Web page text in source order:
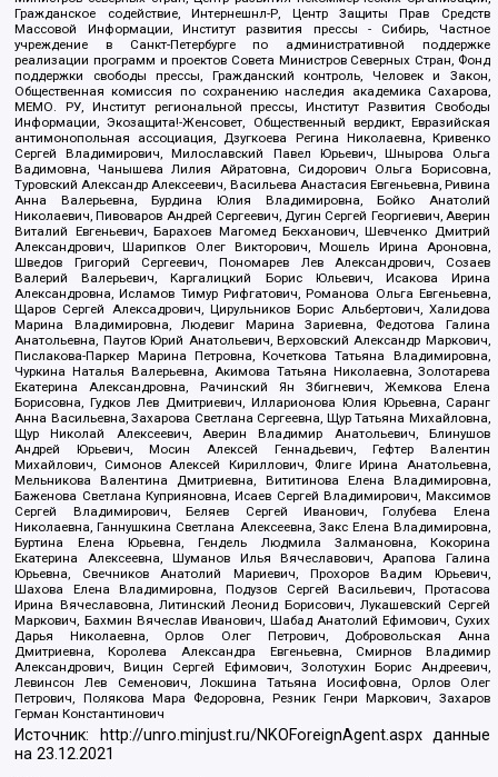
Гражданское содействие, Интернешнл-Р, Центр Защиты Прав Средств
Массовой Информации, Институт развития прессы - Сибирь, Частное
учреждение в Санкт-Петербурге по административной поддержке
реализации программ и проектов Совета Министров Северных Стран, Фонд
поддержки свободы прессы, Гражданский контроль, Человек и Закон,
Общественная комиссия по сохранению наследия академика Сахарова,
МЕМО. РУ, Институт региональной прессы, Институт Развития Свободы
Информации, Экозащита!-Женсовет, Общественный вердикт, Евразийская
антимонопольная ассоциация, Дзугкоева Регина Николаевна, Кривенко
Сергей Владимирович, Милославский Павел Юрьевич, Шнырова Ольга
Вадимовна, Чанышева Лилия Айратовна, Сидорович Ольга Борисовна,
Туровский Александр Алексеевич, Васильева Анастасия Евгеньевна, Ривина
Анна Валерьевна, Бурдина Юлия Владимировна, Бойко Анатолий
Николаевич, Пивоваров Андрей Сергеевич, Дугин Сергей Георгиевич, Аверин
Виталий Евгеньевич, Барахоев Магомед Бекханович, Шевченко Дмитрий
Александрович, Шарипков Олег Викторович, Мошель Ирина Ароновна,
Шведов Григорий Сергеевич, Пономарев Лев Александрович, Созаев
Валерий Валерьевич, Каргалицкий Борис Юльевич, Исакова Ирина
Александровна, Исламов Тимур Рифгатович, Романова Ольга Евгеньевна,
Щаров Сергей Алексадрович, Цирульников Борис Альбертович, Халидова
Марина Владимировна, Людевиг Марина Зариевна, Федотова Галина
Анатольевна, Паутов Юрий Анатольевич, Верховский Александр Маркович,
Пислакова-Паркер Марина Петровна, Кочеткова Татьяна Владимировна,
Чуркина Наталья Валерьевна, Акимова Татьяна Николаевна, Золотарева
Екатерина Александровна, Рачинский Ян Збигневич, Жемкова Елена
Борисовна, Гудков Лев Дмитриевич, Илларионова Юлия Юрьевна, Саранг
Анна Васильевна, Захарова Светлана Сергеевна, Щур Татьяна Михайловна,
Щур Николай Алексеевич, Аверин Владимир Анатольевич, Блинушов
Андрей Юрьевич, Мосин Алексей Геннадьевич, Гефтер Валентин
Михайлович, Симонов Алексей Кириллович, Флиге Ирина Анатольевна,
Мельникова Валентина Дмитриевна, Вититинова Елена Владимировна,
Баженова Светлана Куприяновна, Исаев Сергей Владимирович, Максимов
Сергей Владимирович, Беляев Сергей Иванович, Голубева Елена
Николаевна, Ганнушкина Светлана Алексеевна, Закс Елена Владимировна,
Буртина Елена Юрьевна, Гендель Людмила Залмановна, Кокорина
Екатерина Алексеевна, Шуманов Илья Вячеславович, Арапова Галина
Юрьевна, Свечников Анатолий Мариевич, Прохоров Вадим Юрьевич,
Шахова Елена Владимировна, Подузов Сергей Васильевич, Протасова
Ирина Вячеславовна, Литинский Леонид Борисович, Лукашевский Сергей
Маркович, Бахмин Вячеслав Иванович, Шабад Анатолий Ефимович, Сухих
Дарья Николаевна, Орлов Олег Петрович, Добровольская Анна
Дмитриевна, Королева Александра Евгеньевна, Смирнов Владимир
Александрович, Вицин Сергей Ефимович, Золотухин Борис Андреевич,
Левинсон Лев Семенович, Локшина Татьяна Иосифовна, Орлов Олег
Петрович, Полякова Мара Федоровна, Резник Генри Маркович, Захаров
Герман Константинович
Источник: http://unro.minjust.ru/NKOForeignAgent.aspxданные
на23.12.2021